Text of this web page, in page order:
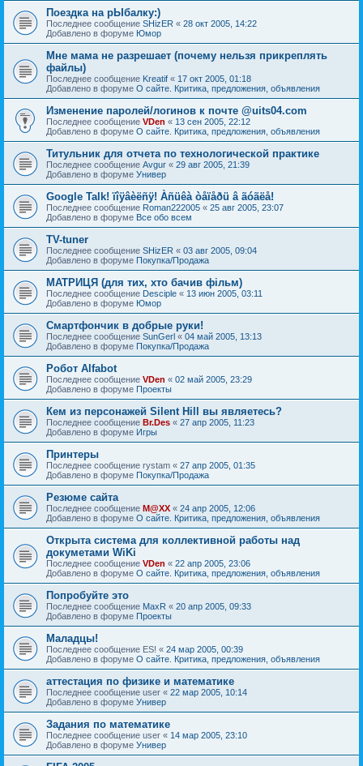
Поездка на рЫбалку:)
Последнее сообщение SHizER « 28 окт 2005, 14:22
Добавлено в форуме Юмор
Мне мама не разрешает (почему нельзя прикреплять
файлы)
Последнее сообщение Kreatif « 17 окт 2005, 01:18
Добавлено в форуме О сайте. Критика, предложения, объявления
Изменение паролей/логинов к почте @uits04.com
Последнее сообщение VDen « 13 сен 2005, 22:12
Добавлено в форуме О сайте. Критика, предложения, объявления
Титульник для отчета по технологической практике
Последнее сообщение Avgur « 29 авг 2005, 21:39
Добавлено в форуме Универ
Google Talk! ïîÿâèëñÿ! Àñüêà òåïåðü â ãóãëå!
Последнее сообщение Roman222005 « 25 авг 2005, 23:07
Добавлено в форуме Все обо всем
TV-tuner
Последнее сообщение SHizER « 03 авг 2005, 09:04
Добавлено в форуме Покупка/Продажа
МАТРИЦЯ (для тих, хто бачив фільм)
Последнее сообщение Desciple « 13 июн 2005, 03:11
Добавлено в форуме Юмор
Смартфончик в добрые руки!
Последнее сообщение SunGerl « 04 май 2005, 13:13
Добавлено в форуме Покупка/Продажа
Робот Alfabot
Последнее сообщение VDen « 02 май 2005, 23:29
Добавлено в форуме Проекты
Кем из персонажей Silent Hill вы являетесь?
Последнее сообщение Br.Des « 27 апр 2005, 11:23
Добавлено в форуме Игры
Принтеры
Последнее сообщение rystam « 27 апр 2005, 01:35
Добавлено в форуме Покупка/Продажа
Резюме сайта
Последнее сообщение M@XX « 24 апр 2005, 12:06
Добавлено в форуме О сайте. Критика, предложения, объявления
Открыта система для коллективной работы над
докуметами WiKi
Последнее сообщение VDen « 22 апр 2005, 23:06
Добавлено в форуме О сайте. Критика, предложения, объявления
Попробуйте это
Последнее сообщение MaxR « 20 апр 2005, 09:33
Добавлено в форуме Проекты
Маладцы!
Последнее сообщение ES! « 24 мар 2005, 00:39
Добавлено в форуме О сайте. Критика, предложения, объявления
аттестация по физике и математике
Последнее сообщение user « 22 мар 2005, 10:14
Добавлено в форуме Универ
Задания по математике
Последнее сообщение user « 14 мар 2005, 23:10
Добавлено в форуме Универ